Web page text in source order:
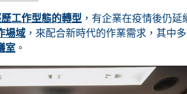
工作型態的轉型 ，有企業在疫情後仍
場域 ，來配合新時代的作業需求，其中
室 。